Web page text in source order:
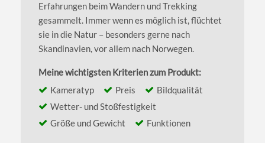
Erfahrungen beim Wandern und Trekking
gesammelt. Immer wenn es möglich ist, flüchtet
sie in die Natur – besonders gerne nach
Skandinavien, vor allem nach Norwegen.
Meine wichtigsten Kriterien zum Produkt:
Kameratyp
Preis
Bildqualität
Wetter- und Stoßfestigkeit
Größe und Gewicht
Funktionen